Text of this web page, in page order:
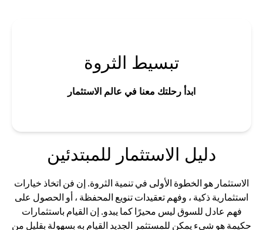
تبسيط الثروة
ابدأ رحلتك معنا في عالم الاستثمار
دليل الاستثمار للمبتدئين
الاستثمار هو الخطوة الأولى في تنمية الثروة. إن فن اتخاذ خيارات
استثمارية ذكية ، وفهم تعقيدات تنويع المحفظة ، أو الحصول على
فهم عادل للسوق ليس محيرًا كما يبدو. إن القيام باستثمارات
حكيمة هو شيء يمكن للمستثمر الجديد القيام به بسهولة بقليل من